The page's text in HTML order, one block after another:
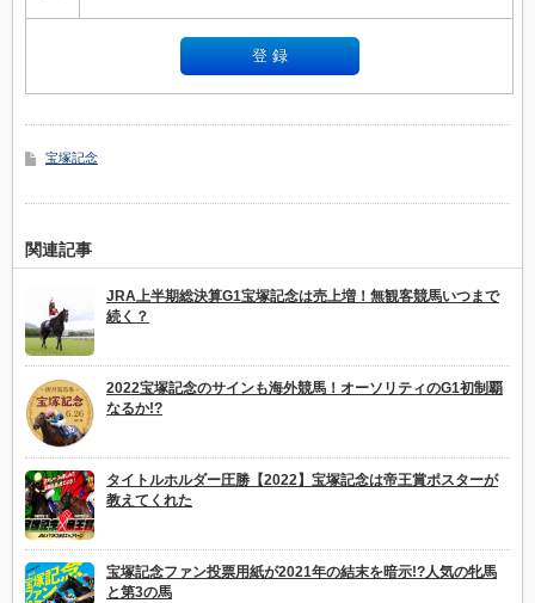
宝塚記念
関連記事
JRA上半期総決算G1宝塚記念は売上増！無観客競馬いつまで
続く？
2022宝塚記念のサインも海外競馬！オーソリティのG1初制覇
なるか!?
タイトルホルダー圧勝【2022】宝塚記念は帝王賞ポスターが
教えてくれた
宝塚記念ファン投票用紙が2021年の結末を暗示!?人気の牝馬
と第3の馬